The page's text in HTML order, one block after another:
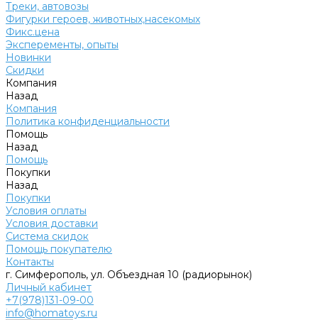
Треки, автовозы
Фигурки героев, животных,насекомых
Фикс.цена
Эксперементы, опыты
Новинки
Скидки
Компания
Назад
Компания
Политика конфиденциальности
Помощь
Назад
Помощь
Покупки
Назад
Покупки
Условия оплаты
Условия доставки
Система скидок
Помощь покупателю
Контакты
г. Симферополь, ул. Объездная 10 (радиорынок)
Личный кабинет
+7(978)131-09-00
info@homatoys.ru